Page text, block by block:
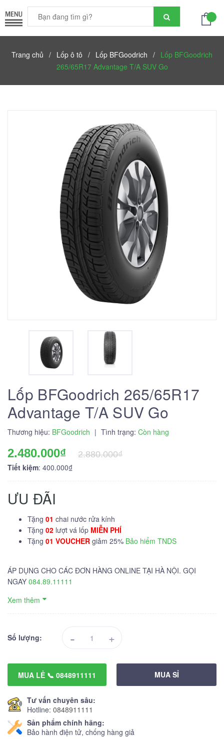
Trang chủ / Lốp ô tô / Lốp BFGoodrich / Lốp BFGoodrich
265/65R17 Advantage T/A SUV Go
Lốp BFGoodrich 265/65R17
Advantage T/A SUV Go
Thương hiệu: BFGoodrich | Tình trạng: Còn hàng
2.480.000₫
2.880.000₫
Tiết kiệm: 400.000₫
ƯU ĐÃI
Tặng 01 chai nước rửa kính
Tặng 02 lượt vá lốp MIỄN PHÍ
Tặng 01 VOUCHER giảm 25% Bảo hiểm TNDS
ÁP DỤNG CHO CÁC ĐƠN HÀNG ONLINE TẠI HÀ NỘI. GỌI
NGAY 084.89.11111
Xem thêm
Số lượng: - +
MUA LẺ 📞 0848911111 MUA SỈ
Tư vấn chuyên sâu:
Hotline: 0848911111
Sản phẩm chính hãng:
Bảo hành điện tử, chống hàng giả